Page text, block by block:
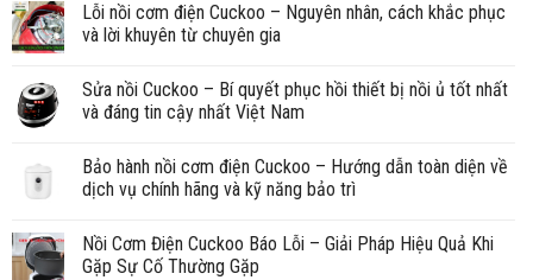
Lỗi nồi cơm điện Cuckoo – Nguyên nhân, cách khắc phục
và lời khuyên từ chuyên gia
Sửa nồi Cuckoo – Bí quyết phục hồi thiết bị nồi ủ tốt nhất
và đáng tin cậy nhất Việt Nam
Bảo hành nồi cơm điện Cuckoo – Hướng dẫn toàn diện về
dịch vụ chính hãng và kỹ năng bảo trì
Nồi Cơm Điện Cuckoo Báo Lỗi – Giải Pháp Hiệu Quả Khi
Gặp Sự Cố Thường Gặp